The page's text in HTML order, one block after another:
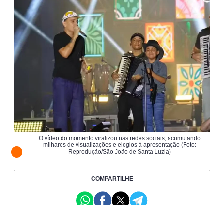
O vídeo do momento viralizou nas redes sociais, acumulando
milhares de visualizações e elogios à apresentação (Foto:
Reprodução/São João de Santa Luzia)
COMPARTILHE